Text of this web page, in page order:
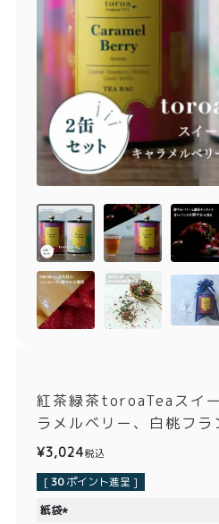
とろ生チーズケーキ
濃抹茶とろ生ガトーシ
ョコラ
とろ生シュー
クッキー缶
お誕生日セット
手さげ袋
季節限定
〜¥1,999
¥4,000〜¥5,999
TOP
紅茶緑茶toroaTeaスイ
ラメルベリー、白桃フラ
¥3,024税込
[30 ポイント進呈 ]
紙袋